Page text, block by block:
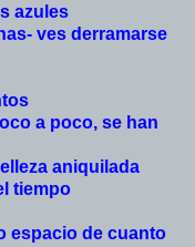
azules
ves derramarse
a poco, se han
aniquilada
tiempo
espacio de cuanto